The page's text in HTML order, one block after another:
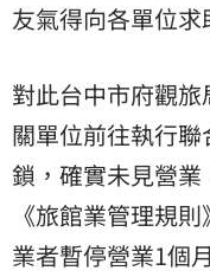
友氣得向各單位求
對此台中市府觀
關單位前往執行
鎖，確實未見營
《旅館業管理規
業者暫停營業1個